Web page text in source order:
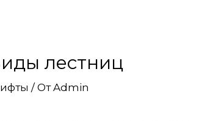
лестниц
/ ОтAdmin